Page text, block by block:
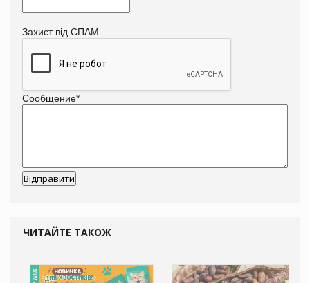
Захист від СПАМ
Сообщение*
ЧИТАЙТЕ ТАКОЖ